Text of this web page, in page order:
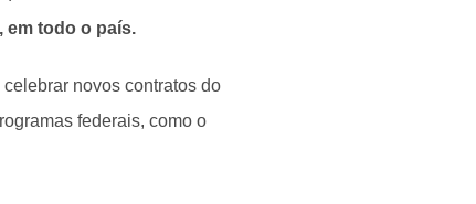
em todo o país.
novos contratos do
federais, como o